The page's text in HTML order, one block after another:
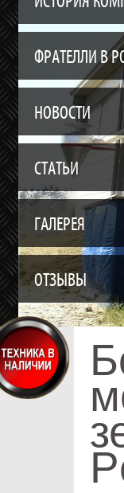
ФРАТЕЛЛИ В
НОВОСТИ
СТАТЬИ
ГАЛЕРЕЯ
ОТЗЫВЫ